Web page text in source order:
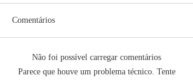
A História da Iluminação no
Comentários
Não foi possível carregar comentários
Parece que houve um problema técnico. Tente